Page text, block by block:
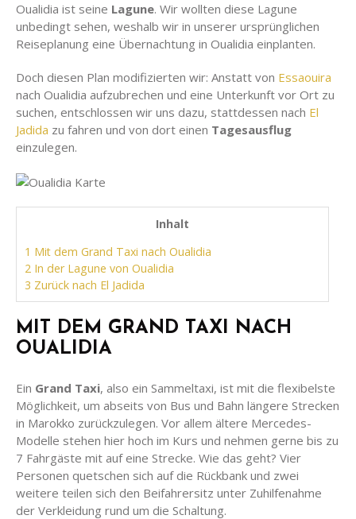
Oualidia ist seine Lagune. Wir wollten diese Lagune
unbedingt sehen, weshalb wir in unserer ursprünglichen
Reiseplanung eine Übernachtung in Oualidia einplanten.
Doch diesen Plan modifizierten wir: Anstatt von Essaouira
nach Oualidia aufzubrechen und eine Unterkunft vor Ort zu
suchen, entschlossen wir uns dazu, stattdessen nach El
Jadida zu fahren und von dort einen Tagesausflug
einzulegen.
Inhalt
1 Mit dem Grand Taxi nach Oualidia
2 In der Lagune von Oualidia
3 Zurück nach El Jadida
MIT DEM GRAND TAXI NACH
OUALIDIA
Ein Grand Taxi, also ein Sammeltaxi, ist mit die flexibelste
Möglichkeit, um abseits von Bus und Bahn längere Strecken
in Marokko zurückzulegen. Vor allem ältere Mercedes-
Modelle stehen hier hoch im Kurs und nehmen gerne bis zu
7 Fahrgäste mit auf eine Strecke. Wie das geht? Vier
Personen quetschen sich auf die Rückbank und zwei
weitere teilen sich den Beifahrersitz unter Zuhilfenahme
der Verkleidung rund um die Schaltung.